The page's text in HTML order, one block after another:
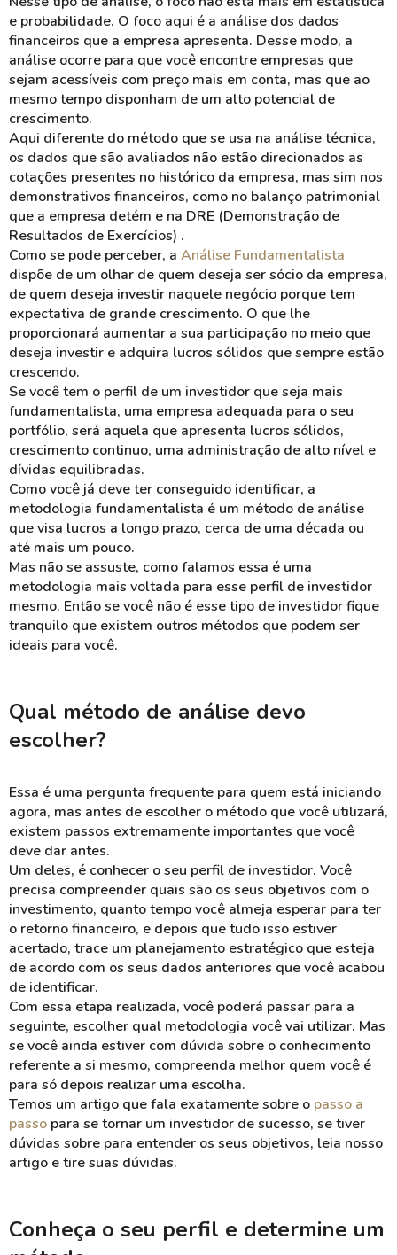
e probabilidade. O foco aqui é a análise dos dados
financeiros que a empresa apresenta. Desse modo, a
análise ocorre para que você encontre empresas que
sejam acessíveis com preço mais em conta, mas que ao
mesmo tempo disponham de um alto potencial de
crescimento.
Aqui diferente do método que se usa na análise técnica,
os dados que são avaliados não estão direcionados as
cotações presentes no histórico da empresa, mas sim nos
demonstrativos financeiros, como no balanço patrimonial
que a empresa detém e na DRE (Demonstração de
Resultados de Exercícios) .
Como se pode perceber, a Análise Fundamentalista
dispõe de um olhar de quem deseja ser sócio da empresa,
de quem deseja investir naquele negócio porque tem
expectativa de grande crescimento. O que lhe
proporcionará aumentar a sua participação no meio que
deseja investir e adquira lucros sólidos que sempre estão
crescendo.
Se você tem o perfil de um investidor que seja mais
fundamentalista, uma empresa adequada para o seu
portfólio, será aquela que apresenta lucros sólidos,
crescimento continuo, uma administração de alto nível e
dívidas equilibradas.
Como você já deve ter conseguido identificar, a
metodologia fundamentalista é um método de análise
que visa lucros a longo prazo, cerca de uma década ou
até mais um pouco.
Mas não se assuste, como falamos essa é uma
metodologia mais voltada para esse perfil de investidor
mesmo. Então se você não é esse tipo de investidor fique
tranquilo que existem outros métodos que podem ser
ideais para você.
Qual método de análise devo
escolher?
Essa é uma pergunta frequente para quem está iniciando
agora, mas antes de escolher o método que você utilizará,
existem passos extremamente importantes que você
deve dar antes.
Um deles, é conhecer o seu perfil de investidor. Você
precisa compreender quais são os seus objetivos com o
investimento, quanto tempo você almeja esperar para ter
o retorno financeiro, e depois que tudo isso estiver
acertado, trace um planejamento estratégico que esteja
de acordo com os seus dados anteriores que você acabou
de identificar.
Com essa etapa realizada, você poderá passar para a
seguinte, escolher qual metodologia você vai utilizar. Mas
se você ainda estiver com dúvida sobre o conhecimento
referente a si mesmo, compreenda melhor quem você é
para só depois realizar uma escolha.
Temos um artigo que fala exatamente sobre o passo a
passo para se tornar um investidor de sucesso, se tiver
dúvidas sobre para entender os seus objetivos, leia nosso
artigo e tire suas dúvidas.
Conheça o seu perfil e determine um